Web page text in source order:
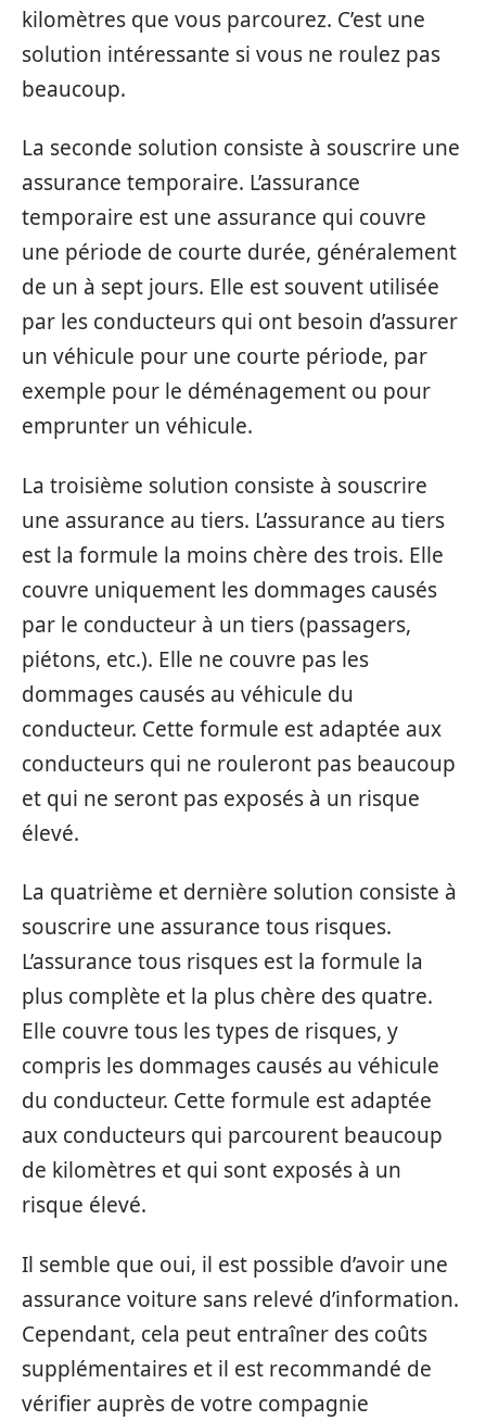
kilomètres que vous parcourez. C’est une
solution intéressante si vous ne roulez pas
beaucoup.
La seconde solution consiste à souscrire une
assurance temporaire. L’assurance
temporaire est une assurance qui couvre
une période de courte durée, généralement
de un à sept jours. Elle est souvent utilisée
par les conducteurs qui ont besoin d’assurer
un véhicule pour une courte période, par
exemple pour le déménagement ou pour
emprunter un véhicule.
La troisième solution consiste à souscrire
une assurance au tiers. L’assurance au tiers
est la formule la moins chère des trois. Elle
couvre uniquement les dommages causés
par le conducteur à un tiers (passagers,
piétons, etc.). Elle ne couvre pas les
dommages causés au véhicule du
conducteur. Cette formule est adaptée aux
conducteurs qui ne rouleront pas beaucoup
et qui ne seront pas exposés à un risque
élevé.
La quatrième et dernière solution consiste à
souscrire une assurance tous risques.
L’assurance tous risques est la formule la
plus complète et la plus chère des quatre.
Elle couvre tous les types de risques, y
compris les dommages causés au véhicule
du conducteur. Cette formule est adaptée
aux conducteurs qui parcourent beaucoup
de kilomètres et qui sont exposés à un
risque élevé.
Il semble que oui, il est possible d’avoir une
assurance voiture sans relevé d’information.
Cependant, cela peut entraîner des coûts
supplémentaires et il est recommandé de
vérifier auprès de votre compagnie